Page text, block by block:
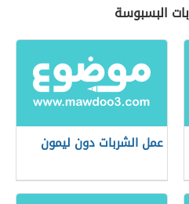
البسبوسة
عمل الشربات دون ليمون